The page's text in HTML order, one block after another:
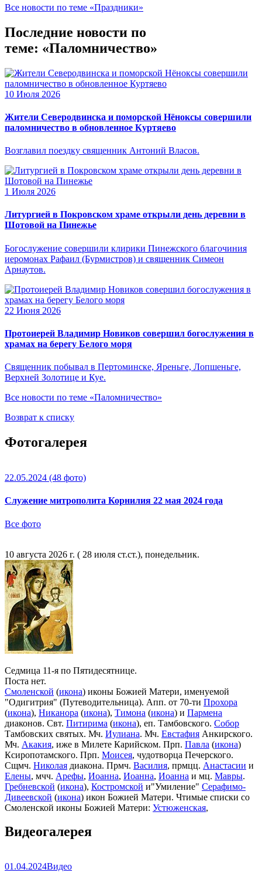
Все новости по теме «Праздники»
Последние новости по
теме: «Паломничество»
10 Июля 2026
Жители Северодвинска и поморской Нёноксы совершили
паломничество в обновленное Куртяево
Возглавил поездку священник Антоний Власов.
1 Июля 2026
Литургией в Покровском храме открыли день деревни в
Шотовой на Пинежье
Богослужение совершили клирики Пинежского благочиния
иеромонах Рафаил (Бурмистров) и священник Симеон
Арнаутов.
22 Июня 2026
Протоиерей Владимир Новиков совершил богослужения в
храмах на берегу Белого моря
Священник побывал в Пертоминске, Яреньге, Лопшеньге,
Верхней Золотице и Куе.
Все новости по теме «Паломничество»
Возврат к списку
Фотогалерея
22.05.2024 (48 фото)
Служение митрополита Корнилия 22 мая 2024 года
Все фото
10 августа 2026 г. ( 28 июля ст.ст.), понедельник.
Седмица 11-я по Пятидесятнице.
Поста нет.
Смоленской (икона) иконы Божией Матери, именуемой
"Одигитрия" (Путеводительница). Апп. от 70-ти Прохора
(икона), Никанора (икона), Тимона (икона) и Пармена
диаконов. Свт. Питирима (икона), еп. Тамбовского. Собор
Тамбовских святых. Мч. Иулиана. Мч. Евстафия Анкирского.
Мч. Акакия, иже в Милете Карийском. Прп. Павла (икона)
Ксиропотамского. Прп. Моисея, чудотворца Печерского.
Сщмч. Николая диакона. Прмч. Василия, прмцц. Анастасии и
Елены, мчч. Арефы, Иоанна, Иоанна, Иоанна и мц. Мавры.
Гребневской (икона), Костромской и"Умиление" Серафимо-
Дивеевской (икона) икон Божией Матери. Чтимые списки со
Смоленской иконы Божией Матери: Устюженская,
(икона),Игрицкая,Шуйская
Сергиевская(в Троице-Сергиевой Лавре).
Видеогалерея
01.04.2024Видео